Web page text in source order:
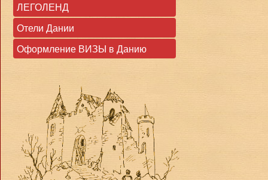
ЛЕГОЛЕНД
Отели Дании
Оформление ВИЗЫ в Данию